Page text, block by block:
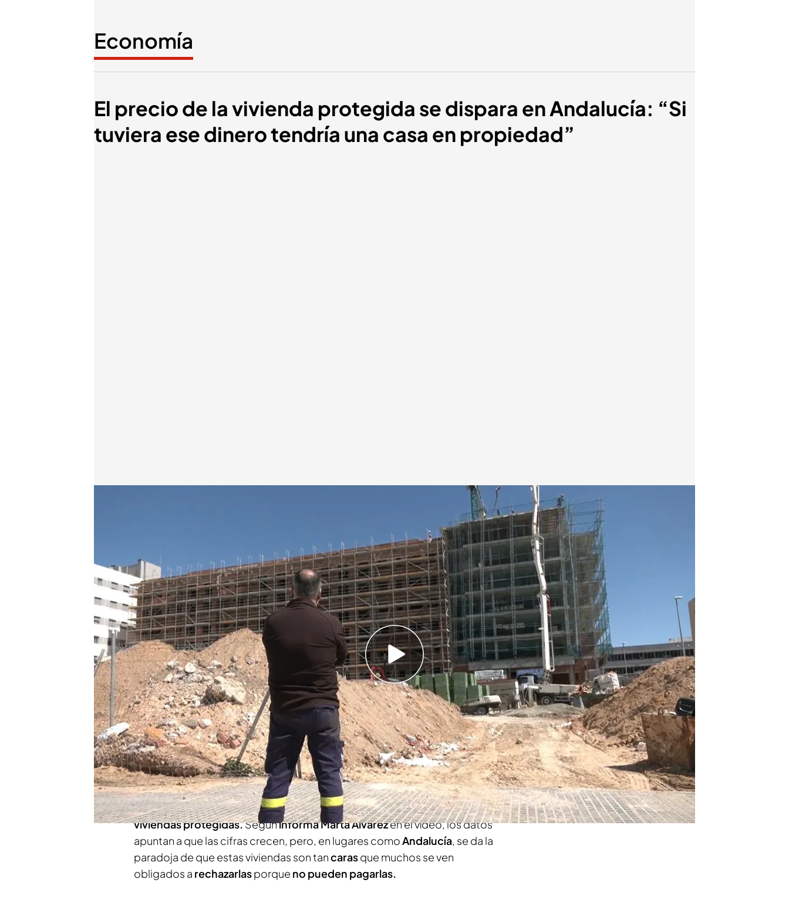
Economía
El precio de la vivienda protegida se dispara en Andalucía: “Si
tuviera ese dinero tendría una casa en propiedad”
Alonso tuvo rechazar una vivienda de VPO porque su precio era de
260.000 euros por un piso de 76 metros cuadrados
La Asociación Sevilla para Vivir denuncia especulación con la VPO y
que familias con niveles de renta de 70.000 euros al año puedan
acceder a ella
Así está el mercado de vivienda en España: los jóvenes siguen sin
poder permitirse independizarse
Compartir
Elprecio de la vivienda es un problemaque no para de crecer con el alto
precio de los alquileresy de los pisos en propiedad. Una de las posibles
soluciones al difícil acceso a una casa pasa poraumentarel número de
viviendas protegidas.Segúninforma Marta Álvarezen el vídeo, los datos
apuntan a que las cifras crecen, pero, en lugares comoAndalucía, se da la
paradoja de que estas viviendas son tancarasque muchos se ven
obligados a rechazarlasporque no pueden pagarlas.